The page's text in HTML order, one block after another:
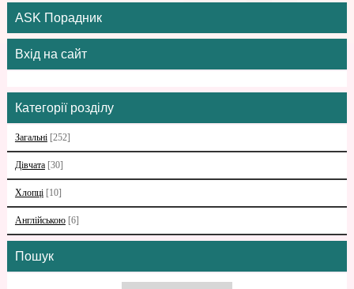
ASK Порадник
Вхід на сайт
Категорії розділу
Загальні [252]
Дівчата [30]
Хлопці [10]
Англійською [6]
Пошук